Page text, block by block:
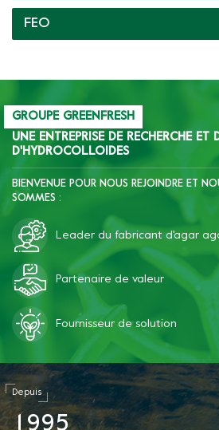
produire du pudding avec
différentes textures
doux, etc.
FEO
GROUPE GREENFRESH
UNE ENTREPRISE DE RECHERCHE ET
D'HYDROCOLLOIDES
BIENVENUE POUR NOUS REJOINDRE ET
SOMMES :
Leader du fabricant d'agar
Partenaire de valeur
Fournisseur de solution
Depuis
1 995